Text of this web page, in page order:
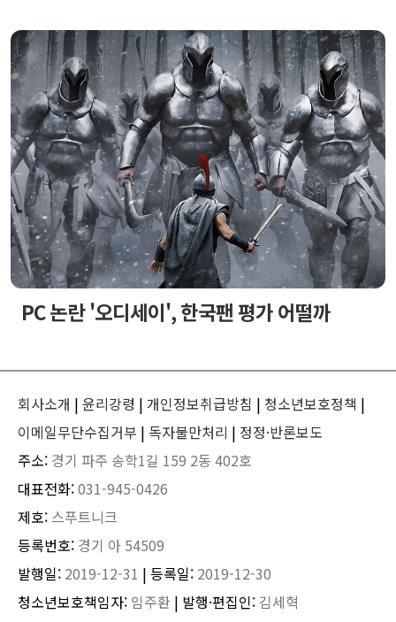
PC 논란 '오디세이', 한국팬 평가 어떨까
회사소개 | 윤리강령 | 개인정보취급방침 | 청소년보호정책 |
이메일무단수집거부 | 독자불만처리 | 정정·반론보도
주소: 경기 파주 송학1길 159 2동 402호
대표전화:031-945-0426
제호: 스푸트니크
등록번호: 경기 아 54509
발행일: 2019-12-31 | 등록일: 2019-12-30
청소년보호책임자: 임주환 | 발행·편집인: 김세혁